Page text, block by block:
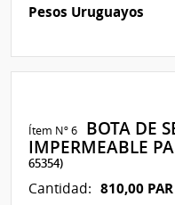
Pesos Uruguayos
Ítem Nº 6
BOTA DE
IMPERMEABLE
65354)
Cantidad: 810,00 PAR